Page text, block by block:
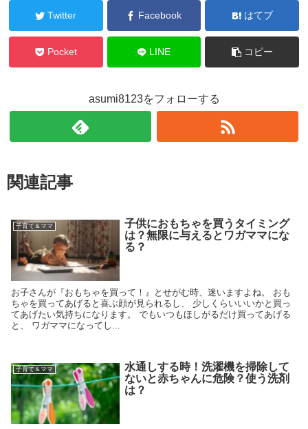
Twitter Facebook はてブ
Pocket LINE コピー
asumi8123をフォローする
関連記事
子育て＆ママ
子供におもちゃを買うタイミング
は？無限に与えるとワガママにな
る？
お子さんが『おもちゃを買って！』とせがむ時、迷いますよね。 おも
ちゃを買ってあげると喜ぶ顔が見られるし、 少しくらいいいかと買っ
てあげたい気持ちになります。 でもいつもほしがるだけ買ってあげる
と、 ワガママになってし...
子育て＆ママ
水通しする時！洗濯機を掃除して
ないと赤ちゃんに危険？使う洗剤
は？